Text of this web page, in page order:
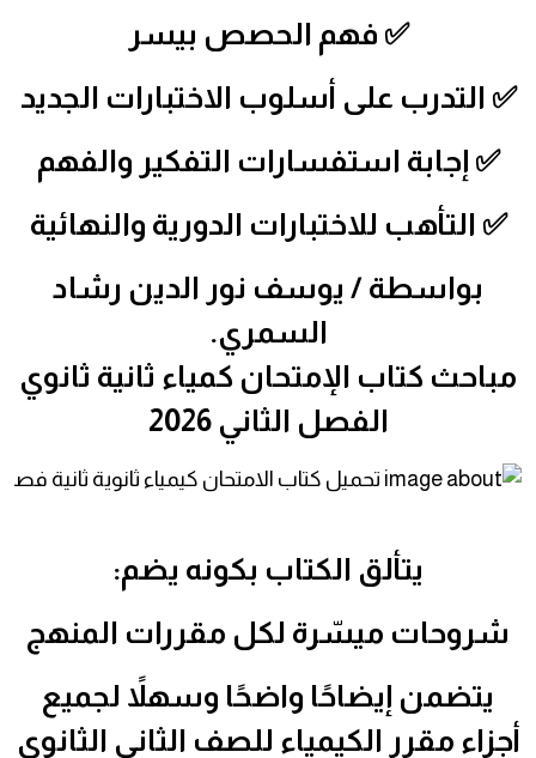
✅ فهم الحصص بيسر
✅ التدرب على أسلوب الاختبارات الجديد
✅ إجابة استفسارات التفكير والفهم
✅ التأهب للاختبارات الدورية والنهائية
بواسطة / يوسف نور الدين رشاد
السمري.
مباحث كتاب الإمتحان كمياء ثانية ثانوي
الفصل الثاني 2026
يتألق الكتاب بكونه يضم:
شروحات ميسّرة لكل مقررات المنهج
يتضمن إيضاحًا واضحًا وسهلاً لجميع
أجزاء مقرر الكيمياء للصف الثاني الثانوي